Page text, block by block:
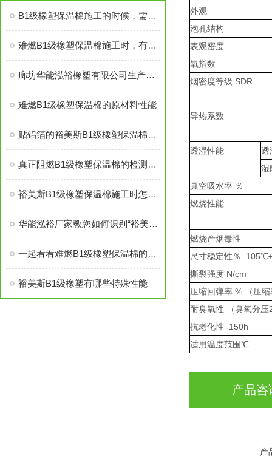
B1级橡塑保温棉施工的时候，需要注意哪些事项
难燃B1级橡塑保温棉施工时，有些事情得注意
廊坊华能泓裕橡塑有限公司生产的圣裕德B1级橡塑保温棉为什么如此受欢迎？
难燃B1级橡塑保温棉的原材料性能
贴铝箔的裕美斯B1级橡塑保温棉优点技术指标
真正阻燃B1级橡塑保温棉的检测标准及技术指标
裕美斯B1级橡塑保温棉施工时怎样选配及体积计算方法
华能泓裕厂家教您如何识别“裕美斯”牌B1级橡塑保温棉产品
一起看看难燃B1级橡塑保温棉的原材料性能
裕美斯B1级橡塑有哪些特殊性能
外观
泡孔结构
表观密度
氧指数
烟密度等级 SDR
导热系数
透湿性能
透
湿
真空吸水率 ％
燃烧性能
燃烧产烟毒性
尺寸稳定性％
撕裂强度 N/cm
压缩回弹率 % （压
耐臭氧性 （臭氧分
抗老化性 150h
适用温度范围℃
产品咨
产